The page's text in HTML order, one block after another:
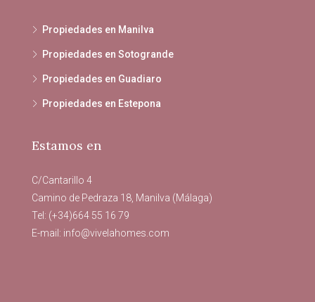
Propiedades en Manilva
Propiedades en Sotogrande
Propiedades en Guadiaro
Propiedades en Estepona
Estamos en
C/Cantarillo 4
Camino de Pedraza 18, Manilva (Málaga)
Tel: (+34)664 55 16 79
E-mail: info@vivelahomes.com